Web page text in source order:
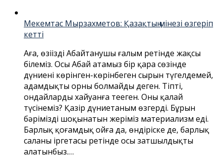
Мекемтас Мырзахметов: Қазақтың мінезі өзгеріп
кетті
Аға, өзіңізді Абайтанушы ғалым ретінде жақсы
білеміз. Осы Абай атамыз бір қара сөзінде
дүниенің көрінген-көрінбеген сырын түгелдемей,
адамдықтың орны болмайды деген. Тіпті,
ондайларды хайуанға теңеген. Оны қалай
түсінеміз? Қазір дүниетаным өзгерді. Бұрын
бәріміздің шоқынатын жеріміз материализм еді.
Барлық қоғамдық ойға да, өндіріске де, барлық
саланың іргетасы ретінде осы затшылдықты
алатынбыз.…